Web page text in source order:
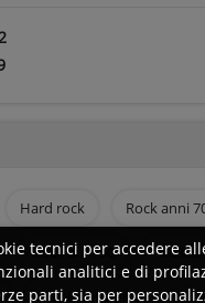
2
Hard rock Rock anni
Rock anni 90 Musica
Musica liturgica
tecnici per accedere
analitici e di
parti, sia per